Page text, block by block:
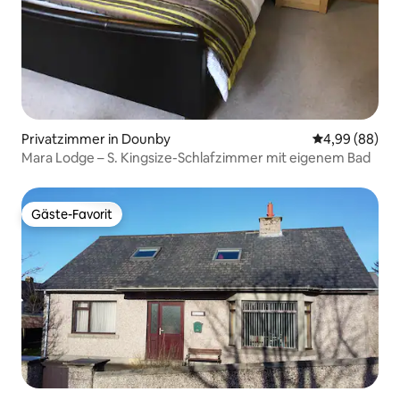
Privatzimmer in Dounby
4,99 (88)
Mara Lodge – S. Kingsize-Schlafzimmer mit eigenem Bad
Gäste-Favorit
Gäste-Favorit